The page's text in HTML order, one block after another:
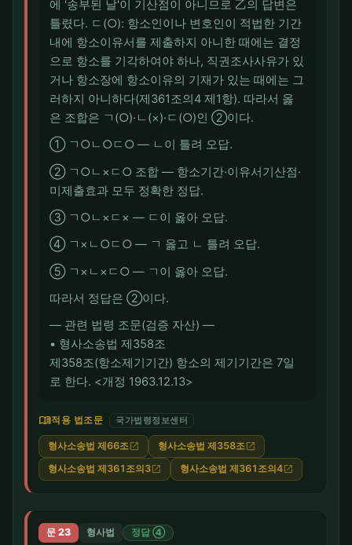
에 '송부된 날'이 기산점이 아니므로 乙의 답변은
틀렸다. ㄷ(○): 항소인이나 변호인이 적법한 기간
내에 항소이유서를 제출하지 아니한 때에는 결정
으로 항소를 기각하여야 하나, 직권조사사유가 있
거나 항소장에 항소이유의 기재가 있는 때에는 그
러하지 아니하다(제361조의4 제1항). 따라서 옳
은 조합은 ㄱ(○)·ㄴ(×)·ㄷ(○)인 ②이다.
① ㄱ○ㄴ○ㄷ○ — ㄴ이 틀려 오답.
② ㄱ○ㄴ×ㄷ○ 조합 — 항소기간·이유서기산점·
미제출효과 모두 정확한 정답.
③ ㄱ○ㄴ×ㄷ× — ㄷ이 옳아 오답.
④ ㄱ×ㄴ○ㄷ○ — ㄱ 옳고 ㄴ 틀려 오답.
⑤ ㄱ×ㄴ×ㄷ○ — ㄱ이 옳아 오답.
따라서 정답은 ②이다.
― 관련 법령 조문(검증 자산) ―
• 형사소송법 제358조
제358조(항소제기기간) 항소의 제기기간은 7일
로 한다. <개정 1963.12.13>
menu_book적용 법조문 국가법령정보센터
형사소송법 제66조 open_in_new 형사소송법 제358조 open_in_new
형사소송법 제361조의3 open_in_new 형사소송법 제361조의4 open_in_new
문 23 형사법 정답 ④